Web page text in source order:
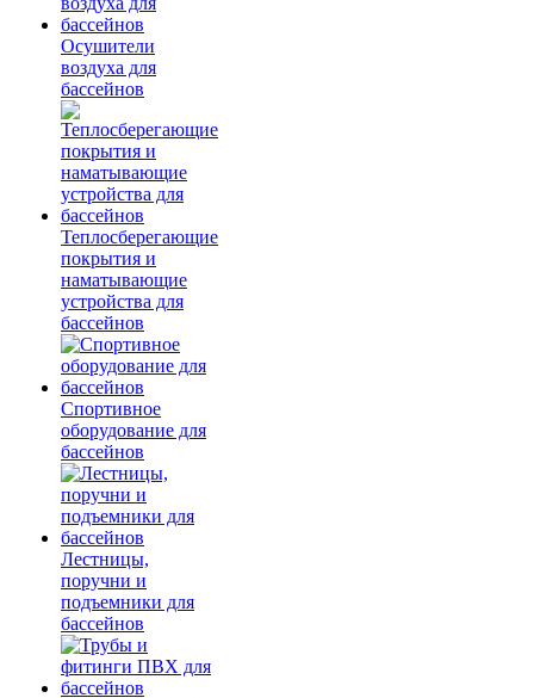
Осушители
воздуха для
бассейнов
Теплосберегающие
покрытия и
наматывающие
устройства для
бассейнов
Спортивное
оборудование для
бассейнов
Лестницы,
поручни и
подъемники для
бассейнов